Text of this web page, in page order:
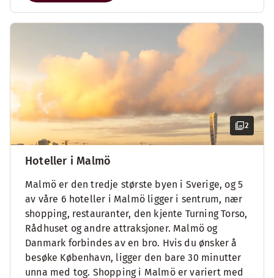
2
Hoteller i Malmö
Malmö er den tredje største byen i Sverige, og 5
av våre 6 hoteller i Malmö ligger i sentrum, nær
shopping, restauranter, den kjente Turning Torso,
Rådhuset og andre attraksjoner. Malmö og
Danmark forbindes av en bro. Hvis du ønsker å
besøke København, ligger den bare 30 minutter
unna med tog. Shopping i Malmö er variert med